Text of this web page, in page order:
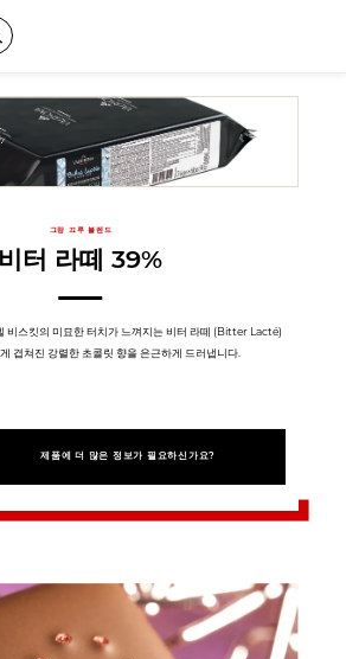
le meilleur du chocolat
그랑 끄루 블렌드
비터 라떼 39%
비스킷의 미묘한 터치가 느껴지는 비터 라떼 (Bitter Lacté)
겹쳐진 강렬한 초콜릿 향을 은근하게 드러냅니다.
제품에 더 많은 정보가 필요하신가요?